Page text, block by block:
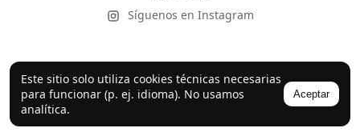
Este sitio solo utiliza cookies técnicas necesarias
para funcionar (p. ej. idioma). No usamos
analítica.
Aceptar
Síguenos en Instagram